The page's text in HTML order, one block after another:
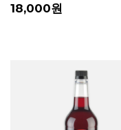
18,000원